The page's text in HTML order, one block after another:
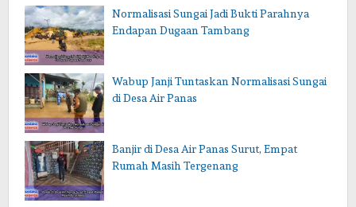
Normalisasi Sungai Jadi Bukti Parahnya
Endapan Dugaan Tambang
Wabup Janji Tuntaskan Normalisasi Sungai
di Desa Air Panas
Banjir di Desa Air Panas Surut, Empat
Rumah Masih Tergenang